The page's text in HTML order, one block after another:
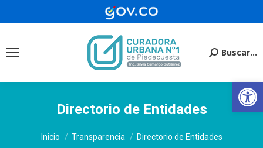
Buscar:
Buscar...
Directorio de Entidades
Inicio Transparencia Directorio de Entidades